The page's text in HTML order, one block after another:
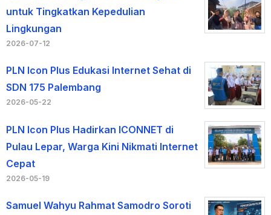
untuk Tingkatkan Kepedulian
Lingkungan
2026-07-12
PLN Icon Plus Edukasi Internet Sehat di
SDN 175 Palembang
2026-05-22
PLN Icon Plus Hadirkan ICONNET di
Pulau Lepar, Warga Kini Nikmati Internet
Cepat
2026-05-19
Samuel Wahyu Rahmat Samodro Soroti